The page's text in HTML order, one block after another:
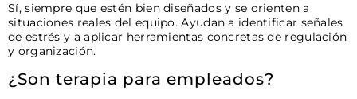
Sí, siempre que estén bien diseñados y se orienten a
situaciones reales del equipo. Ayudan a identificar señales
de estrés y a aplicar herramientas concretas de regulación
y organización.
¿Son terapia para empleados?